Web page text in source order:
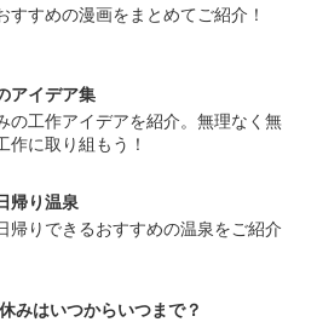
すすめの漫画をまとめてご紹介！
アイデア集
の工作アイデアを紹介。無理なく無
作に取り組もう！
帰り温泉
帰りできるおすすめの温泉をご紹介
みはいつからいつまで？